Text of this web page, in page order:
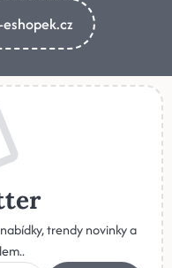
trendy novinky a